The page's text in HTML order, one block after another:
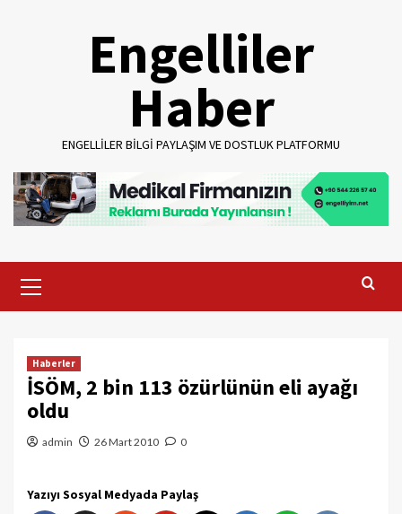
Engelliler
Haber
ENGELLILER BILGI PAYLAŞIM VE DOSTLUK PLATFORMU
Menu
Haberler
İSÖM, 2 bin 113 özürlünün eli ayağı
oldu
admin 26 Mart 2010 0
Yazıyı Sosyal Medyada Paylaş